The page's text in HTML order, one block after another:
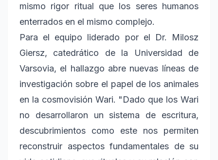
mismo rigor ritual que los seres humanos
enterrados en el mismo complejo.
Para el equipo liderado por el Dr. Milosz
Giersz, catedrático de la Universidad de
Varsovia, el hallazgo abre nuevas líneas de
investigación sobre el papel de los animales
en la cosmovisión Wari. "Dado que los Wari
no desarrollaron un sistema de escritura,
descubrimientos como este nos permiten
reconstruir aspectos fundamentales de su